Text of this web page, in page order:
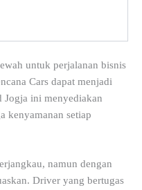
untuk perjalanan bisnis
Cars dapat menjadi
Jogja ini menyediakan
kenyamanan setiap
namun dengan
Driver yang bertugas